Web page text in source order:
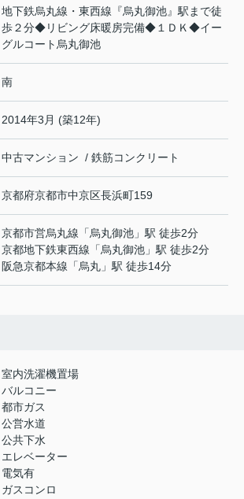
地下鉄烏丸線・東西線『烏丸御池』駅まで徒
歩２分◆リビング床暖房完備◆１ＤＫ◆イー
グルコート烏丸御池
南
2014年3月 (築12年)
中古マンション / 鉄筋コンクリート
京都府京都市中京区長浜町159
京都市営烏丸線 「烏丸御池 」駅 徒歩2分
京都地下鉄東西線 「烏丸御池 」駅 徒歩2分
阪急京都本線 「烏丸 」駅 徒歩14分
室内洗濯機置場
バルコニー
都市ガス
公営水道
公共下水
エレベーター
電気有
ガスコンロ